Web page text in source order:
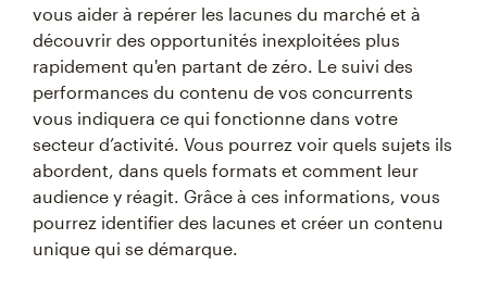
vous aider à repérer les lacunes du marché et à
découvrir des opportunités inexploitées plus
rapidement qu'en partant de zéro. Le suivi des
performances du contenu de vos concurrents
vous indiquera ce qui fonctionne dans votre
secteur d’activité. Vous pourrez voir quels sujets ils
abordent, dans quels formats et comment leur
audience y réagit. Grâce à ces informations, vous
pourrez identifier des lacunes et créer un contenu
unique qui se démarque.